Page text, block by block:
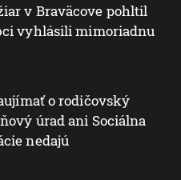
v Braväcove pohltil
vyhlásili mimoriadnu
o rodičovský
úrad ani Sociálna
nedajú